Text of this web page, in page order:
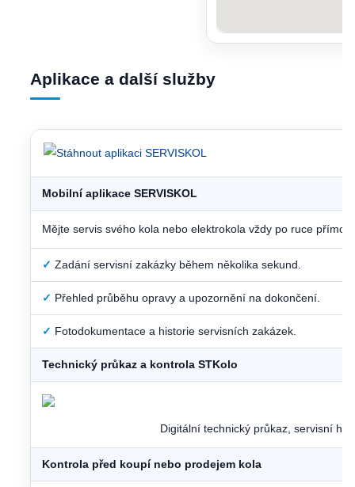
Aplikace a další služby
Mobilní aplikace SERVISKOL
Mějte servis svého kola nebo elektrokola vždy po ruce přímo
✓ Zadání servisní zakázky během několika sekund.
✓ Přehled průběhu opravy a upozornění na dokončení.
✓ Fotodokumentace a historie servisních zakázek.
Technický průkaz a kontrola STKolo
Digitální technický průkaz, servisní
Kontrola před koupí nebo prodejem kola